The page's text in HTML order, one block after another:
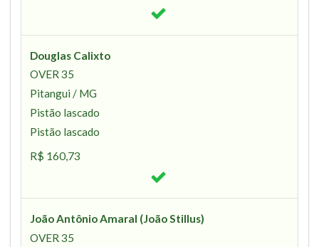
Douglas Calixto
OVER 35
Pitangui / MG
Pistão lascado
Pistão lascado
R$ 160,73
João Antônio Amaral (João Stillus)
OVER 35